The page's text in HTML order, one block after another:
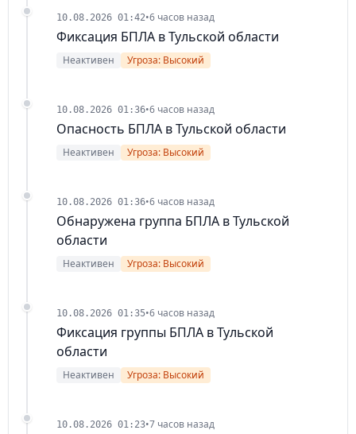
10.08.2026 01:42•6 часов назад
Фиксация БПЛА в Тульской области
Неактивен Угроза: Высокий
10.08.2026 01:36•6 часов назад
Опасность БПЛА в Тульской области
Неактивен Угроза: Высокий
10.08.2026 01:36•6 часов назад
Обнаружена группа БПЛА в Тульской
области
Неактивен Угроза: Высокий
10.08.2026 01:35•6 часов назад
Фиксация группы БПЛА в Тульской
области
Неактивен Угроза: Высокий
10.08.2026 01:23•7 часов назад